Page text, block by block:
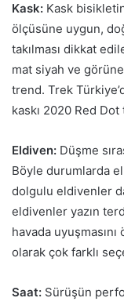
k
Kask: Kask
ölçüsüne uygun,
takılması dikkat
mat siyah ve
trend. Trek
kaskı 2020 Red Dot
Eldiven: Düşme
Böyle durumlarda
dolgulu eldivenler
eldivenler yazın
havada
olarak çok farklı
Saat: Sürüşün